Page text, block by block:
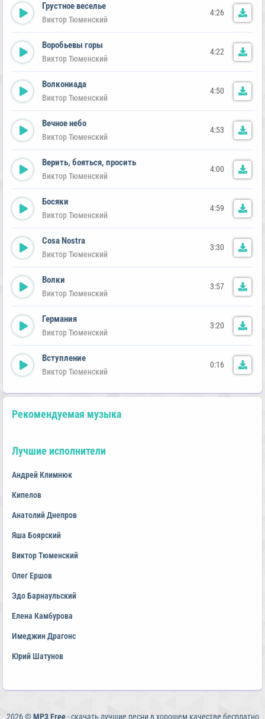
Грустное веселье
Виктор Тюменский
4:26
Воробьевы горы
Виктор Тюменский
4:22
Волкониада
Виктор Тюменский
4:50
Вечное небо
Виктор Тюменский
4:53
Верить, бояться, просить
Виктор Тюменский
4:00
Босяки
Виктор Тюменский
4:59
Cosa Nostra
Виктор Тюменский
3:30
Волки
Виктор Тюменский
3:57
Германия
Виктор Тюменский
3:20
Вступление
Виктор Тюменский
0:16
Рекомендуемая музыка
Лучшие исполнители
Андрей Климнюк
Кипелов
Анатолий Днепров
Яша Боярский
Виктор Тюменский
Олег Ершов
Эдо Барнаульский
Елена Камбурова
Имеджин Драгонс
Юрий Шатунов
2026 ©MP3 Free- скачать лучшие песни в хорошем качестве бесплатно